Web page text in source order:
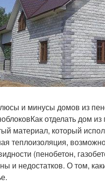
и минусы домов из
отделать дом из
материал, который
теплоизоляция,
(пенобетон,
и недостатков. О том,